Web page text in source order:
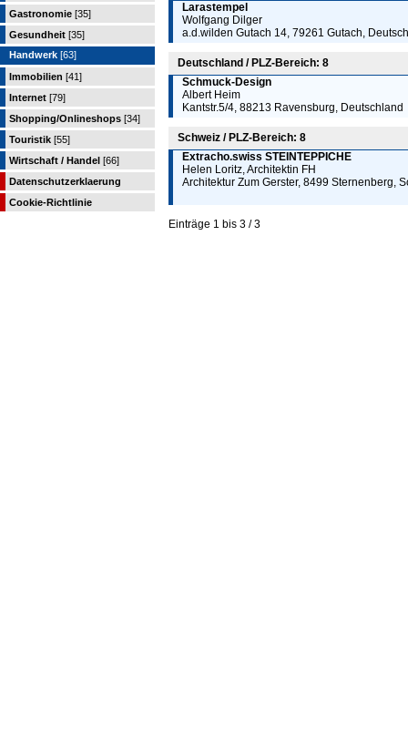
Gastronomie [35]
Gesundheit [35]
Handwerk [63]
Immobilien [41]
Internet [79]
Shopping/Onlineshops [34]
Touristik [55]
Wirtschaft / Handel [66]
Datenschutzerklaerung
Cookie-Richtlinie
Larastempel
Wolfgang Dilger
a.d.wilden Gutach 14, 79261 Gutach,
Deutschland / PLZ-Bereich: 8
Schmuck-Design
Albert Heim
Kantstr.5/4, 88213 Ravensburg, Deutschland
Schweiz / PLZ-Bereich: 8
Extracho.swiss STEINTEPPICHE
Helen Loritz, Architektin FH
Architektur Zum Gerster, 8499 Sternenberg,
Einträge 1 bis 3 / 3